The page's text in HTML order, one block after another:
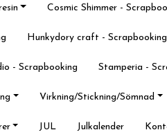
Cosmic Shimmer -
Hunkydory craft - Scrapbooking
- Scrapbooking Stamperia -
Virkning/Stickning/Sömnad
JUL Julkalender